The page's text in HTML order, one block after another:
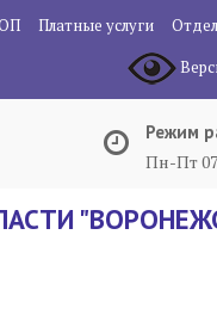
Платные услуги
Режим
Пн-Пт